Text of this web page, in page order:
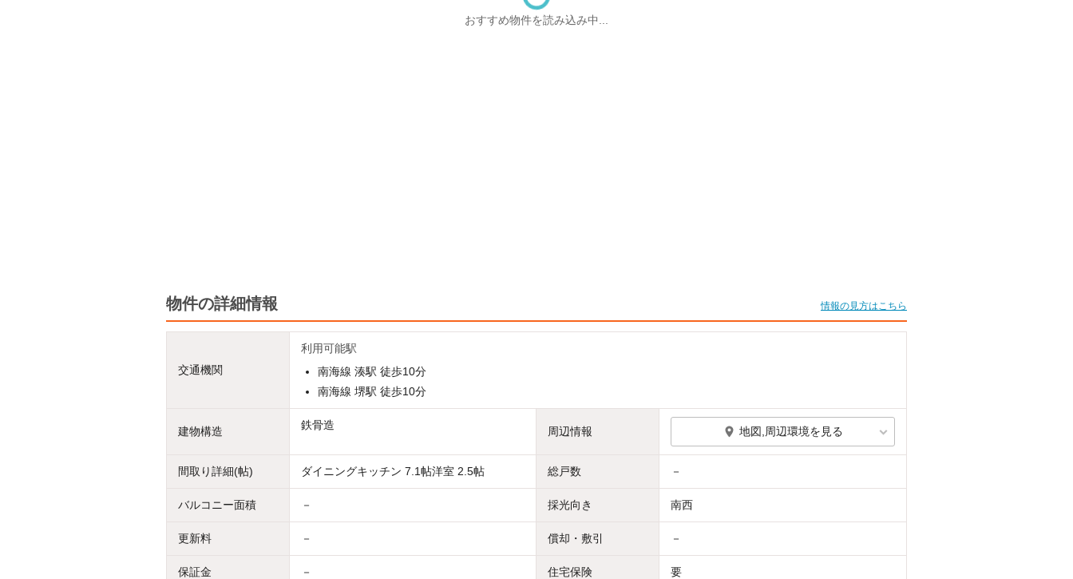
おすすめ物件を読み込み中...
物件の詳細情報 情報の見方はこちら
交通機関
利用可能駅
南海線 湊駅 徒歩10分
南海線 堺駅 徒歩10分
建物構造 鉄骨造 周辺情報 地図,周辺環境を見る
間取り詳細(帖) ダイニングキッチン 7.1帖洋室 2.5帖 総戸数 －
バルコニー面積 － 採光向き 南西
更新料 － 償却・敷引 －
保証金 － 住宅保険 要